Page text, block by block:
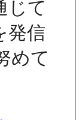
じて
発信
めて